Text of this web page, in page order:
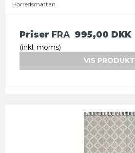
Horredsmattan
Priser FRA 995,00 DKK
(inkl. moms)
VIS PRODUKT